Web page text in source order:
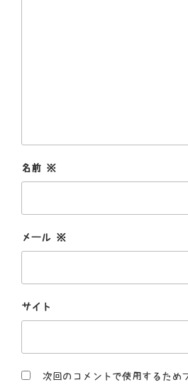
名前 ※
メール ※
サイト
次回のコメントで使用するため